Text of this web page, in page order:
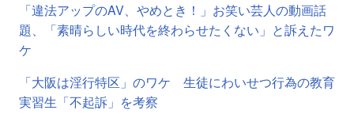
「違法アップのAV、やめとき！」お笑い芸人の動画話
題、「素晴らしい時代を終わらせたくない」と訴えたワ
ケ
「大阪は淫行特区」のワケ 生徒にわいせつ行為の教育
実習生「不起訴」を考察